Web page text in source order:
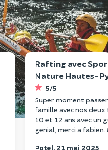
Rafting avec
Nature Hautes-
5/5
Super moment
famille avec nos deux
10 et 12 ans avec un
genial, merci a
Potel, 21 mai 2025